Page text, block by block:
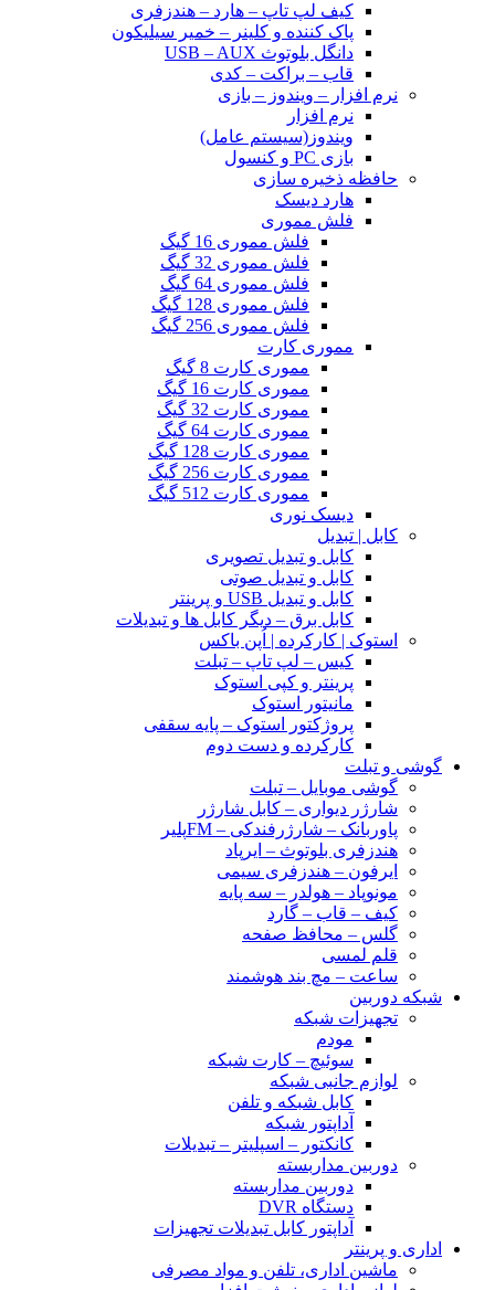
کیف لپ تاپ – هارد – هندزفری
پاک کننده و کلینر – خمیر سیلیکون
دانگل بلوتوث USB – AUX
قاب – براکت – کدی
نرم افزار – ویندوز – بازی
نرم افزار
ویندوز(سیستم عامل)
بازی PC و کنسول
حافظه ذخیره سازی
هارد دیسک
فلش مموری
فلش مموری 16 گیگ
فلش مموری 32 گیگ
فلش مموری 64 گیگ
فلش مموری 128 گیگ
فلش مموری 256 گیگ
مموری کارت
مموری کارت 8 گیگ
مموری کارت 16 گیگ
مموری کارت 32 گیگ
مموری کارت 64 گیگ
مموری کارت 128 گیگ
مموری کارت 256 گیگ
مموری کارت 512 گیگ
دیسک نوری
کابل | تبدیل
کابل و تبدیل تصویری
کابل و تبدیل صوتی
کابل و تبدیل USB و پرینتر
کابل برق – دیگر کابل ها و تبدیلات
استوک | کارکرده | اُپن باکس
کیس – لپ تاپ – تبلت
پرینتر و کپی استوک
مانیتور استوک
پروژکتور استوک – پایه سقفی
کارکرده و دست دوم
گوشی و تبلت
گوشی موبایل – تبلت
شارژر دیواری – کابل شارژر
پاوربانک – شارژرفندکی – FMپلیر
هندزفری بلوتوث – ایرپاد
ایرفون – هندزفری سیمی
مونوپاد – هولدر – سه پایه
کیف – قاب – گارد
گلس – محافظ صفحه
قلم لمسی
ساعت – مچ بند هوشمند
شبکه دوربین
تجهیزات شبکه
مودم
سوئیچ – کارت شبکه
لوازم جانبی شبکه
کابل شبکه و تلفن
آداپتور شبکه
کانکتور – اسپلیتر – تبدیلات
دوربین مداربسته
دوربین مداربسته
دستگاه DVR
آداپتور کابل تبدیلات تجهیزات
اداری و پرینتر
ماشین اداری، تلفن و مواد مصرفی